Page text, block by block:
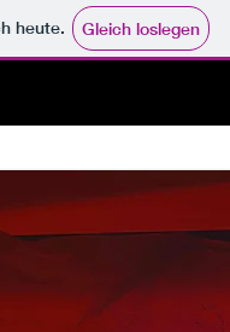
heute. Gleich loslegen